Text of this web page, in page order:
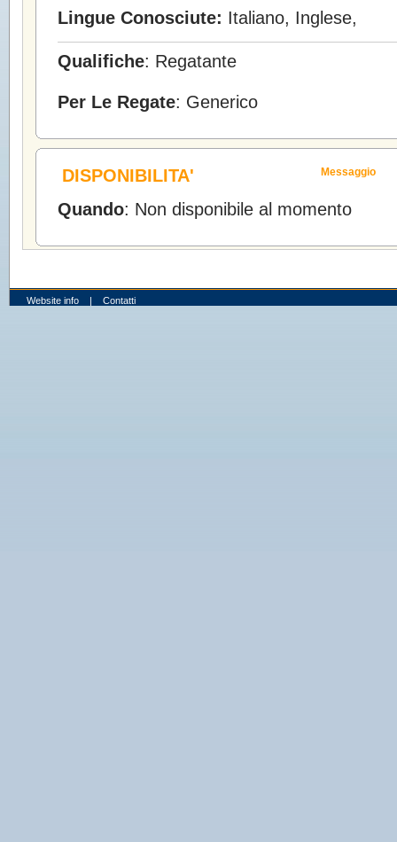
Lingue Conosciute: Italiano, Inglese,
Qualifiche: Regatante
Per Le Regate: Generico
Messaggio
DISPONIBILITA'
Quando: Non disponibile al momento
Website info | Contatti